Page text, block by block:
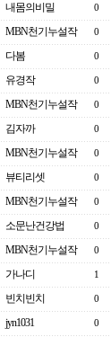
내몸의비밀 0
MBN천기누설작 0
다봄 0
유경작 0
MBN천기누설작 0
김자까 0
MBN천기누설작 0
뷰티리셋 0
MBN천기누설작 0
소문난건강법 0
MBN천기누설작 0
가나디 1
빈치빈치 0
jyn1031 0